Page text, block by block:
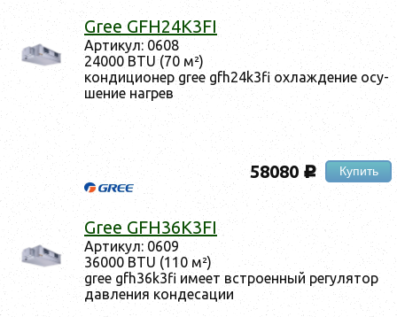
Gree GFH24K3FI
Ар­ти­кул: 0608
24000 BTU (70 м²)
кон­ди­ци­онер gree gfh24k3fi ох­лажде­ние осу­
шение наг­рев
58080 c Купить
Gree GFH36K3FI
Ар­ти­кул: 0609
36000 BTU (110 м²)
gree gfh36k3fi име­ет встро­ен­ный ре­гуля­тор
дав­ле­ния кон­де­сации